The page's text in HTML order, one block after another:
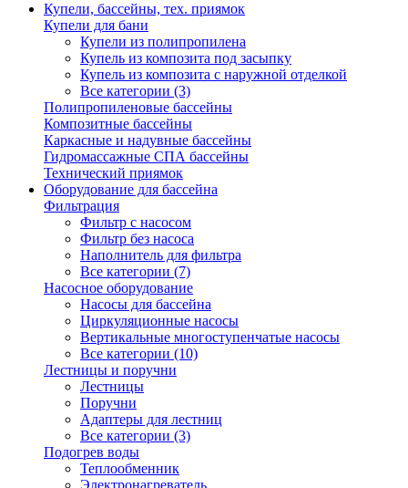
Купели, бассейны, тех. приямок
Купели для бани
Купели из полипропилена
Купель из композита под засыпку
Купель из композита с наружной отделкой
Все категории (3)
Полипропиленовые бассейны
Композитные бассейны
Каркасные и надувные бассейны
Гидромассажные СПА бассейны
Технический приямок
Оборудование для бассейна
Фильтрация
Фильтр с насосом
Фильтр без насоса
Наполнитель для фильтра
Все категории (7)
Насосное оборудование
Насосы для бассейна
Циркуляционные насосы
Вертикальные многоступенчатые насосы
Все категории (10)
Лестницы и поручни
Лестницы
Поручни
Адаптеры для лестниц
Все категории (3)
Подогрев воды
Теплообменник
Электронагреватель